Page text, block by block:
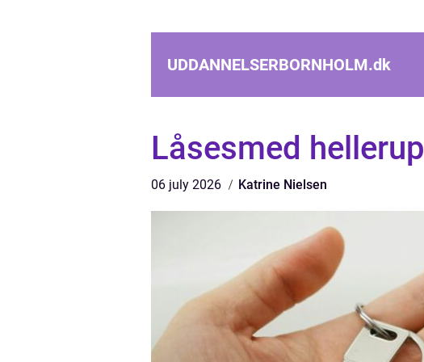
UDDANNELSERBORNHOLM.dk
Låsesmed hellerup
06 july 2026 Katrine Nielsen